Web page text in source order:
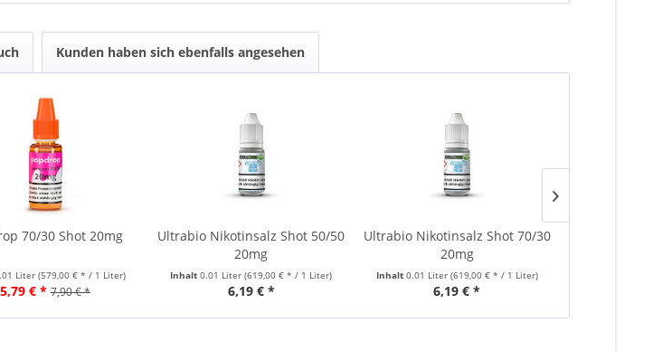
Kunden haben sich ebenfalls angesehen
70/30 Shot 20mg
Liter(579,00 € * / 1 Liter)
5,79 € * 7,90 € *
Ultrabio Nikotinsalz Shot 50/50
20mg
Inhalt0.01 Liter(619,00 € * / 1 Liter)
6,19 € *
Ultrabio Nikotinsalz Shot 70/30
20mg
Inhalt 0.01 Liter (619,00 € * / 1 Liter)
6,19 € *